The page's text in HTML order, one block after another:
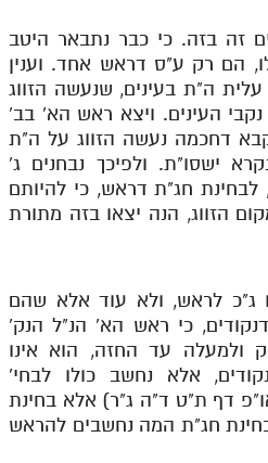
זה בזה. כי כבר נתבאר היטב
הם רק ע"ס דראש אחד. וענין
ה"ת בעינים, שנעשה הזווג
העינים. ויצא ראש הא' בב'
דחכמה נעשה הזווג על ה"ת
ישסו"ת. ולפיכך נבחנים ג'
לבחינת חג"ת דראש, כי להיותם
הזווג, הנה יצאו בזה מתורת
ג"כ לראש, ולא עוד אלא שהם
כי ראש הא' הנ"ל הנק'
ולמעלה עד החזה, הוא אינו
אלא נחשב כולו לבחי'
דף ת"ט ד"ה ג"ר) אלא בחינת
חג"ת המה נחשבים להראש